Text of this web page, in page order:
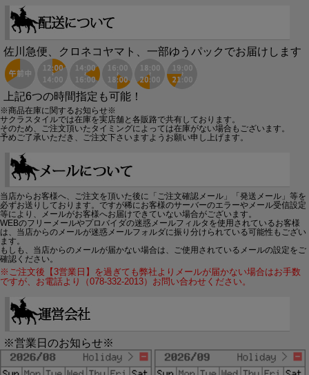
佐川急便、クロネコヤマト、一部ゆうパックでお届けします
上記6つの時間指定も可能！
※商品在庫に関するお知らせ※
サクラスタイルでは在庫を実店舗と各販路で共有しております。
そのため、ご注文頂いたタイミングによっては在庫がない場合もございます。
予めご了承いただき、ご注文下さいますようお願い申し上げます。
当店からお客様へ、ご注文を頂いた後に「ご注文確認メール」「発送メール」等を
必ずお送りしております。ですが稀にお客様のサーバーのエラーやメール受信設定
等により、メールがお客様へお届けできていない場合がございます。
WEBのフリーメールやプロバイダの迷惑メールフィルタを使用されているお客様
は、当店からのメールが迷惑メールフォルダに振り分けられている可能性もござい
ます。
もしも、当店からのメールが届かない場合は、ご使用されているメールの設定をご
確認ください。
※ご注文後【3営業日】を過ぎても弊社よりメールが届かない場合はお手数
ですが、お電話より（078-332-2013）お問い合わせください。
※営業日のお知らせ※